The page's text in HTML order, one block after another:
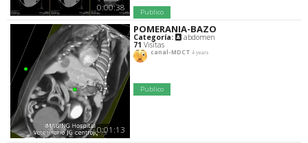
0:00:38 Publico
0:01:13
POMERANIA-BAZO
Categoría: abdomen
71 Visitas
canal-MDCT 4 years
Publico